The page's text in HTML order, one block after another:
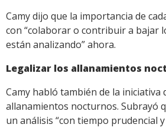
Camy dijo que la importancia de
con “colaborar o contribuir a bajar
están analizando” ahora.
Legalizar los allanamientos
Camy habló también de la
allanamientos nocturnos. Subrayó
un análisis “con tiempo prudencial